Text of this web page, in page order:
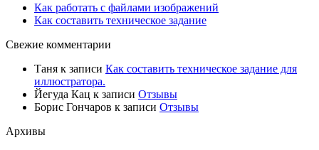
Как работать с файлами изображений
Как составить техническое задание
Свежие комментарии
Таня к записи Как составить техническое задание для
иллюстратора.
Йегуда Кац к записи Отзывы
Борис Гончаров к записи Отзывы
Архивы